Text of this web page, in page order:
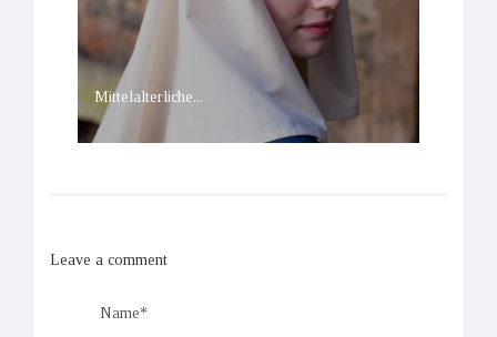
Mittelalterliche...
Leave a comment
Name*